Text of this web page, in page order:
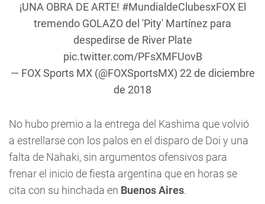
¡UNA OBRA DE ARTE! #MundialdeClubesxFOXEl
tremendo GOLAZO del 'Pity' Martínez para
despedirse de River Plate
pic.twitter.com/PFsXMFUovB
— FOX Sports MX (@FOXSportsMX) 22 de diciembre
de 2018
No hubo premio a la entrega del Kashima que volvió
a estrellarse con los palos en el disparo de Doi y una
falta de Nahaki, sin argumentos ofensivos para
frenar el inicio de fiesta argentina que en horas se
cita con su hinchada en Buenos Aires.